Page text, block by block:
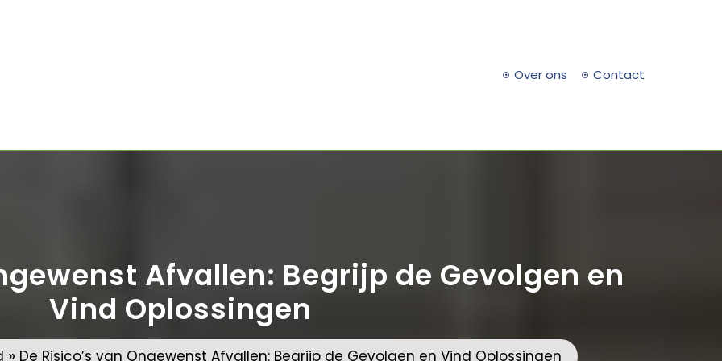
Over ons Contact
Afvallen: Begrijp de Gevolgen en
Vind Oplossingen
» De Risico’s van Ongewenst Afvallen: Begrijp de Gevolgen en Vind Oplossingen